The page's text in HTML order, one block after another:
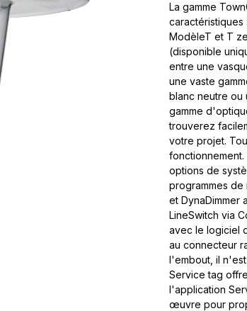
La gamme
caractéristiques
ModèleT et T
(disponible
entre une
une vaste
blanc neutre ou
gamme
trouverez
votre projet.
options de
programmes de
et DynaDimmer
LineSwitch via
avec le logiciel
au connecteur
l'embout, il
Service tag
l'application
œuvre pour